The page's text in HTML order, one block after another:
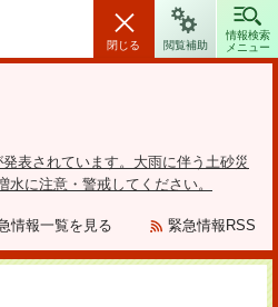
閉じる 閲覧補助
情報検索
メニュー
表されています。大雨に伴う土砂災
に注意・警戒してください。
情報一覧を見る 緊急情報RSS